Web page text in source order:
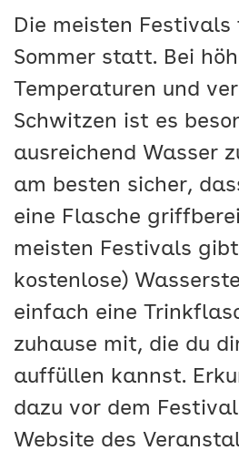
Die meisten Festivals
Sommer statt. Bei
Temperaturen und
Schwitzen ist es
ausreichend Wasser
am besten sicher,
eine Flasche
meisten Festivals
kostenlose)
einfach eine
zuhause mit, die du
auffüllen kannst.
dazu vor dem
Website des